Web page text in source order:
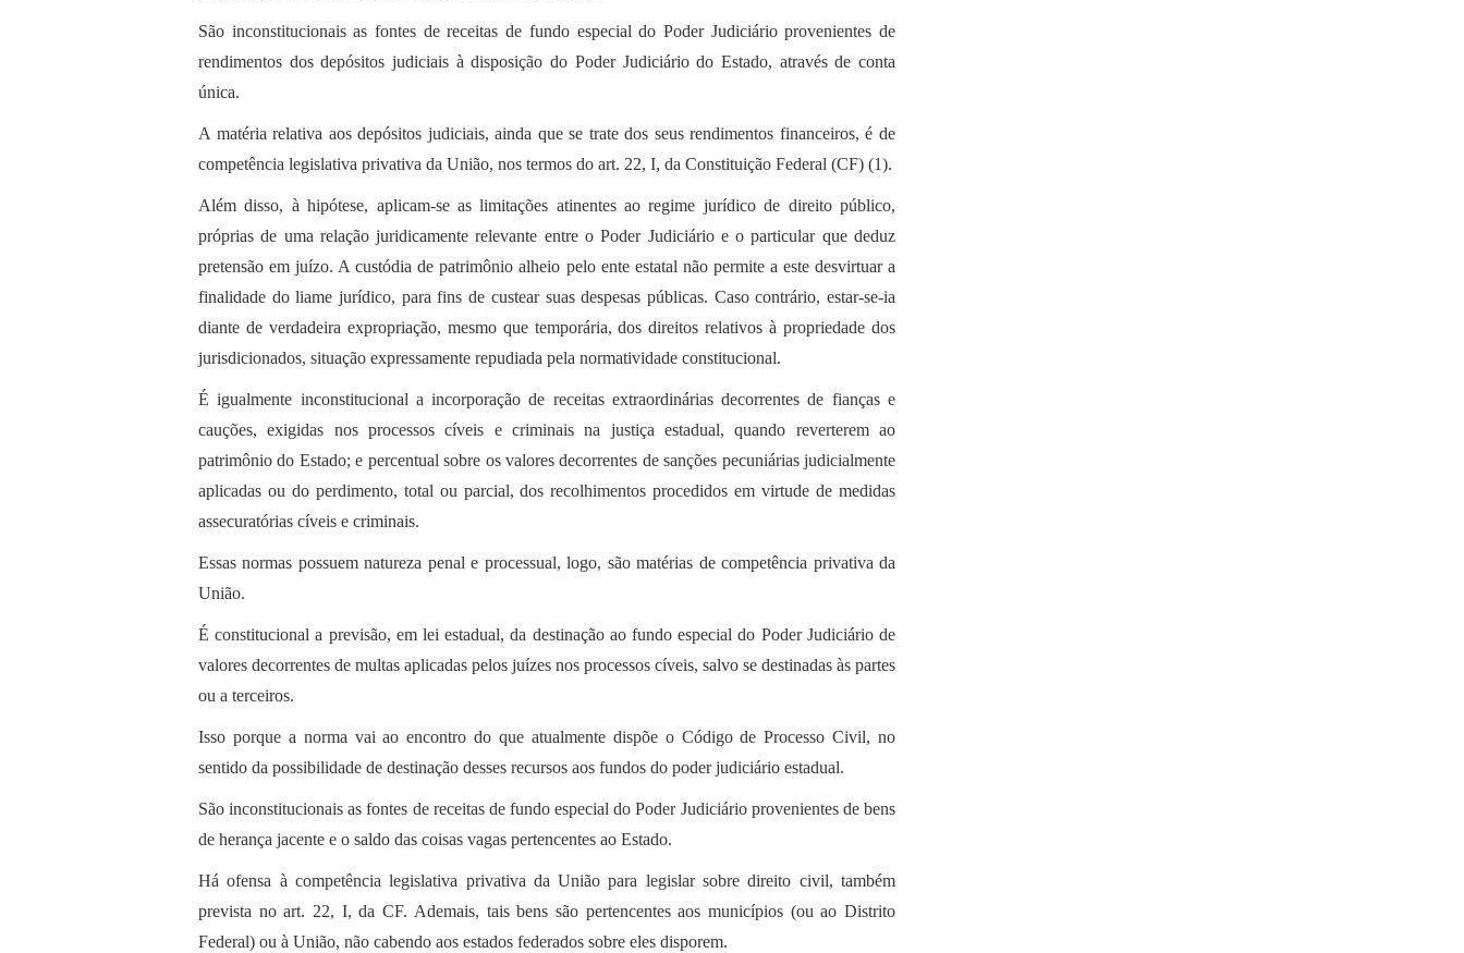
São inconstitucionais as fontes de receitas de fundo especial do Poder Judiciário provenientes de
rendimentos dos depósitos judiciais à disposição do Poder Judiciário do Estado, através de conta
única.
A matéria relativa aos depósitos judiciais, ainda que se trate dos seus rendimentos financeiros, é de
competência legislativa privativa da União, nos termos do art. 22, I, da Constituição Federal (CF) (1).
Além disso, à hipótese, aplicam-se as limitações atinentes ao regime jurídico de direito público,
próprias de uma relação juridicamente relevante entre o Poder Judiciário e o particular que deduz
pretensão em juízo. A custódia de patrimônio alheio pelo ente estatal não permite a este desvirtuar a
finalidade do liame jurídico, para fins de custear suas despesas públicas. Caso contrário, estar-se-ia
diante de verdadeira expropriação, mesmo que temporária, dos direitos relativos à propriedade dos
jurisdicionados, situação expressamente repudiada pela normatividade constitucional.
É igualmente inconstitucional a incorporação de receitas extraordinárias decorrentes de fianças e
cauções, exigidas nos processos cíveis e criminais na justiça estadual, quando reverterem ao
patrimônio do Estado; e percentual sobre os valores decorrentes de sanções pecuniárias judicialmente
aplicadas ou do perdimento, total ou parcial, dos recolhimentos procedidos em virtude de medidas
assecuratórias cíveis e criminais.
Essas normas possuem natureza penal e processual, logo, são matérias de competência privativa da
União.
É constitucional a previsão, em lei estadual, da destinação ao fundo especial do Poder Judiciário de
valores decorrentes de multas aplicadas pelos juízes nos processos cíveis, salvo se destinadas às partes
ou a terceiros.
Isso porque a norma vai ao encontro do que atualmente dispõe o Código de Processo Civil, no
sentido da possibilidade de destinação desses recursos aos fundos do poder judiciário estadual.
São inconstitucionais as fontes de receitas de fundo especial do Poder Judiciário provenientes de bens
de herança jacente e o saldo das coisas vagas pertencentes ao Estado.
Há ofensa à competência legislativa privativa da União para legislar sobre direito civil, também
prevista no art. 22, I, da CF. Ademais, tais bens são pertencentes aos municípios (ou ao Distrito
Federal) ou à União, não cabendo aos estados federados sobre eles disporem.